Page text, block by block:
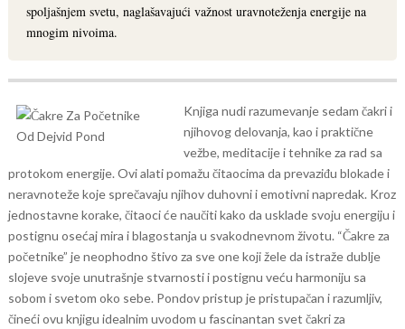
spoljašnjem svetu, naglašavajući važnost uravnoteženja energije na
mnogim nivoima.
Knjiga nudi razumevanje sedam čakri i
njihovog delovanja, kao i praktične
vežbe, meditacije i tehnike za rad sa
protokom energije. Ovi alati pomažu čitaocima da prevaziđu blokade i
neravnoteže koje sprečavaju njihov duhovni i emotivni napredak. Kroz
jednostavne korake, čitaoci će naučiti kako da usklade svoju energiju i
postignu osećaj mira i blagostanja u svakodnevnom životu. “Čakre za
početnike” je neophodno štivo za sve one koji žele da istraže dublje
slojeve svoje unutrašnje stvarnosti i postignu veću harmoniju sa
sobom i svetom oko sebe. Pondov pristup je pristupačan i razumljiv,
čineći ovu knjigu idealnim uvodom u fascinantan svet čakri za